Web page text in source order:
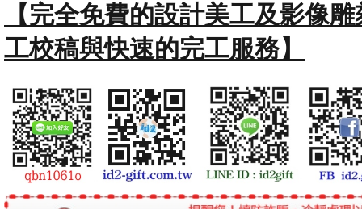
【完全免費的設計美工及影像
工校稿與快速的完工服務】